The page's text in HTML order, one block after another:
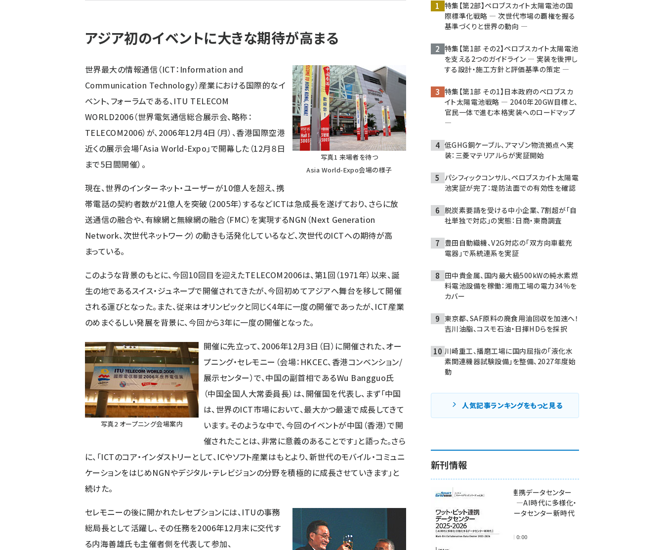
アジア初のイベントに大きな期待が高まる
写真1 来場者を待つ
Asia World-Expo会場の様子
世界最大の情報通信（ICT：Information and
Communication Technology）産業における国際的なイ
ベント、フォーラムである、ITU TELECOM
WORLD2006（世界電気通信総合展示会、略称：
TELECOM2006）が、2006年12月4日（月）、香港国際空港
近くの展示会場「Asia World-Expo」で開幕した（12月８日
まで5日間開催）。
現在、世界のインターネット・ユーザーが10億人を超え、携
帯電話の契約者数が21億人を突破（2005年）するなどICTは急成長を遂げており、さらに放
送通信の融合や、有線網と無線網の融合（FMC）を実現するNGN（Next Generation
Network、次世代ネットワーク）の動きも活発化しているなど、次世代のICTへの期待が高
まっている。
このような背景のもとに、今回10回目を迎えたTELECOM2006は、第1回（1971年）以来、誕
生の地であるスイス・ジュネーブで開催されてきたが、今回初めてアジアへ舞台を移して開催
される運びとなった。また、従来はオリンピックと同じく4年に一度の開催であったが、ICT産業
のめまぐるしい発展を背景に、今回から3年に一度の開催となった。
写真2 オープニング会場案内
開催に先立って、2006年12月3日（日）に開催された、オー
プニング・セレモニー（会場：HKCEC、香港コンベンション/
展示センター）で、中国の副首相であるWu Bangguo氏
（中国全国人大常委員長）は、開催国を代表し、まず「中国
は、世界のICT市場において、最大かつ最速で成長してきて
います。そのような中で、今回のイベントが中国（香港）で開
催されたことは、非常に意義のあることです」と語った。さら
に、「ICTのコア・インダストリーとして、ICやソフト産業はもとより、新世代のモバイル・コミュニ
ケーションをはじめNGNやデジタル・テレビジョンの分野を積極的に成長させていきます」と
続けた。
セレモニーの後に開かれたレセプションには、ITUの事務
総局長として活躍し、その任務を2006年12月末に交代す
る内海善雄氏も主催者側を代表して参加、
特集【第2部】ペロブスカイト太陽電池の国
際標準化戦略 ― 次世代市場の覇権を握る
基準づくりと世界の動向 ―
特集【第1部 その2】ペロブスカイト太陽電池
を支える2つのガイドライン ― 実装を後押し
する設計・施工方針と評価基準の策定 ―
特集【第1部 その1】日本政府のペロブスカ
イト太陽電池戦略 ― 2040年20GW目標と、
官民一体で進む本格実装へのロードマップ
―
低GHG銅ケーブル、アマゾン物流拠点へ実
装：三菱マテリアルらが実証開始
パシフィックコンサル、ペロブスカイト太陽電
池実証が完了：堤防法面での有効性を確認
脱炭素要請を受ける中小企業、7割超が「自
社単独で対応」の実態：日商・東商調査
豊田自動織機、V2G対応の「双方向車載充
電器」で系統連系を実証
田中貴金属、国内最大級500kWの純水素燃
料電池設備を稼働：湘南工場の電力34％を
カバー
東京都、SAF原料の廃食用油回収を加速へ！
吉川油脂、コスモ石油・日揮HDらを採択
川崎重工、播磨工場に国内屈指の「液化水
素関連機器試験設備」を整備、2027年度始
動
人気記事ランキングをもっと見る
新刊情報
ワット・ビット連携データセンター
2025-2026 ―AI時代に多様化・
分散化するデータセンター新時代
2025年11月28日 0:00